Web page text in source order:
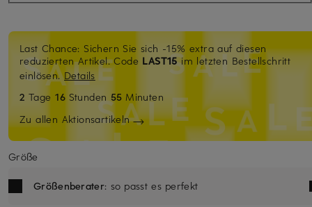
Last Chance: Sichern Sie sich -15% extra auf diesen
reduzierten Artikel. Code LAST15im letzten Bestellschritt
einlösen.Details
2 Tage16 Stunden 55 Minuten
Zu allen Aktionsartikeln
Größe
Größenberater: so passt es perfekt